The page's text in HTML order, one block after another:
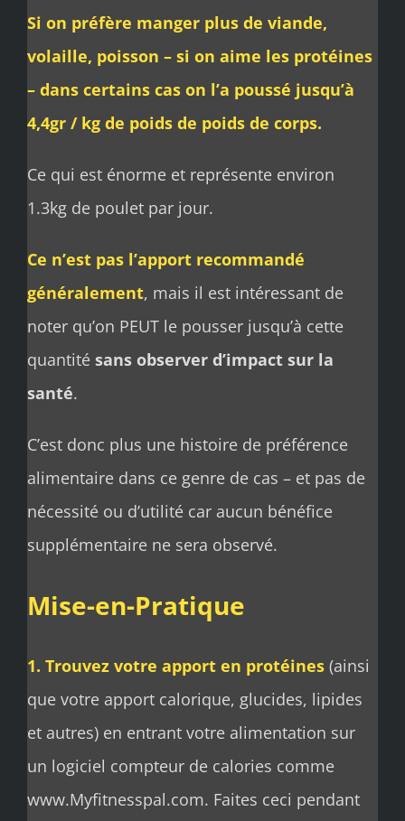
Si on préfère manger plus de viande,
volaille, poisson – si on aime les protéines
– dans certains cas on l’a poussé jusqu’à
4,4gr / kg de poids de poids de corps.
Ce qui est énorme et représente environ
1.3kg de poulet par jour.
Ce n’est pas l’apport recommandé
généralement, mais il est intéressant de
noter qu’on PEUT le pousser jusqu’à cette
quantité sans observer d’impact sur la
santé.
C’est donc plus une histoire de préférence
alimentaire dans ce genre de cas – et pas de
nécessité ou d’utilité car aucun bénéfice
supplémentaire ne sera observé.
Mise-en-Pratique
1. Trouvez votre apport en protéines(ainsi
que votre apport calorique, glucides, lipides
et autres) en entrant votre alimentation sur
un logiciel compteur de calories comme
www.Myfitnesspal.com. Faites ceci pendant